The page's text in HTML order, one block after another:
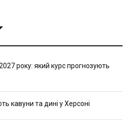
року: який курс прогнозують
кавуни та дині у Херсоні